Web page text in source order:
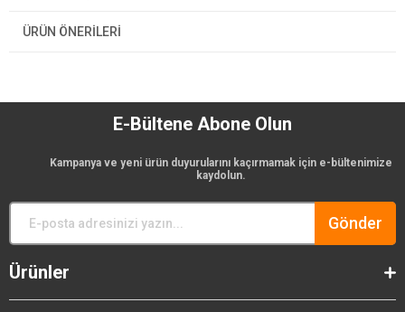
ÜRÜN ÖNERILERI
E-Bültene Abone Olun
Kampanya ve yeni ürün duyurularını kaçırmamak için e-bültenimize
kaydolun.
Gönder
Ürünler